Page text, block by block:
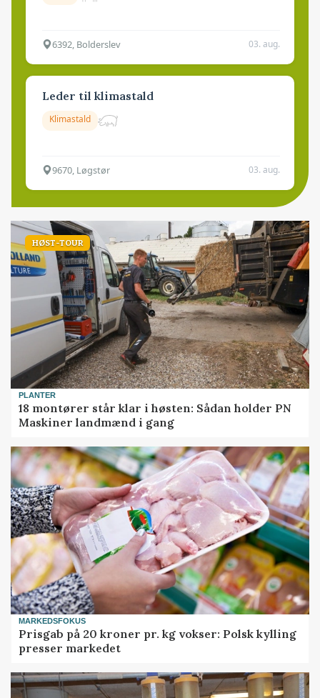
6392, Bolderslev 03. aug.
Leder til klimastald
Klimastald
9670, Løgstør 03. aug.
HØST-TOUR
PLANTER
18 montører står klar i høsten: Sådan holder PN
Maskiner landmænd i gang
MARKEDSFOKUS
Prisgab på 20 kroner pr. kg vokser: Polsk kylling
presser markedet